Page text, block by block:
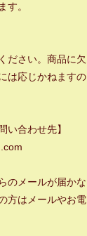
す。
ださい。商品に欠
は応じかねますの
い合わせ先】
のメールが届かな
方はメールやお電